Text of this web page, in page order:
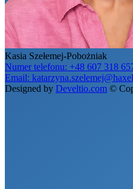
Kasia Szełemej-Pobożniak
Numer telefonu: +48 607 318
Email:
Designed by Develtio.com ©